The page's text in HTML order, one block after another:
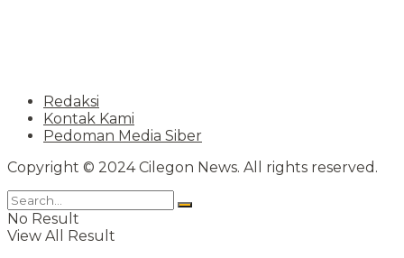
Redaksi
Kontak Kami
Pedoman Media Siber
Copyright © 2024 Cilegon News. All rights reserved.
No Result
View All Result